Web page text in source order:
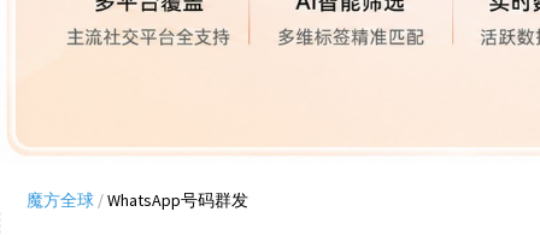
魔方全球/WhatsApp号码群发